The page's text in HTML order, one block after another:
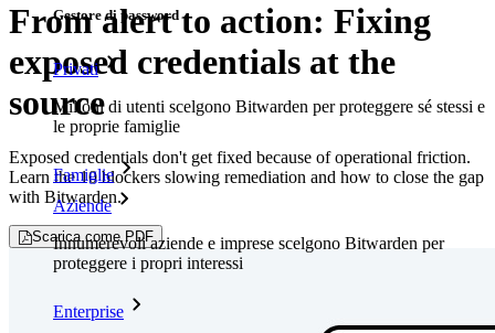
Gestore di password
Privati
Milioni di utenti scelgono Bitwarden per proteggere sé stessi e
le proprie famiglie
Famiglie
Aziende
Innumerevoli aziende e imprese scelgono Bitwarden per
proteggere i propri interessi
Enterprise
From alert to action: Fixing
exposed credentials at the
source
Exposed credentials don't get fixed because of operational friction.
Learn the 10 blockers slowing remediation and how to close the gap
with Bitwarden.
Scarica come PDF